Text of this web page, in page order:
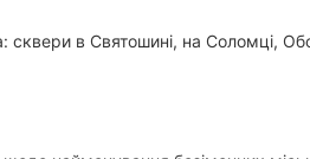
сквери в Святошині, на Соломці,